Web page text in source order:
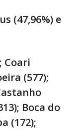
(47,96%) e
Coari
(577);
Boca do
(172);